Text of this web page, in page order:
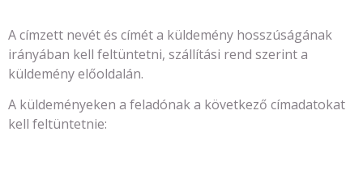
A címzett nevét és címét a küldemény hosszúságának
irányában kell feltüntetni, szállítási rend szerint a
küldemény előoldalán.
A küldeményeken a feladónak a következő címadatokat
kell feltüntetnie: